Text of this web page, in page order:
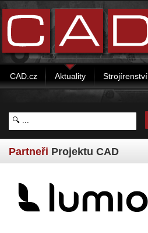
CAD.cz Aktuality Strojírenství
Partneři Projektu CAD